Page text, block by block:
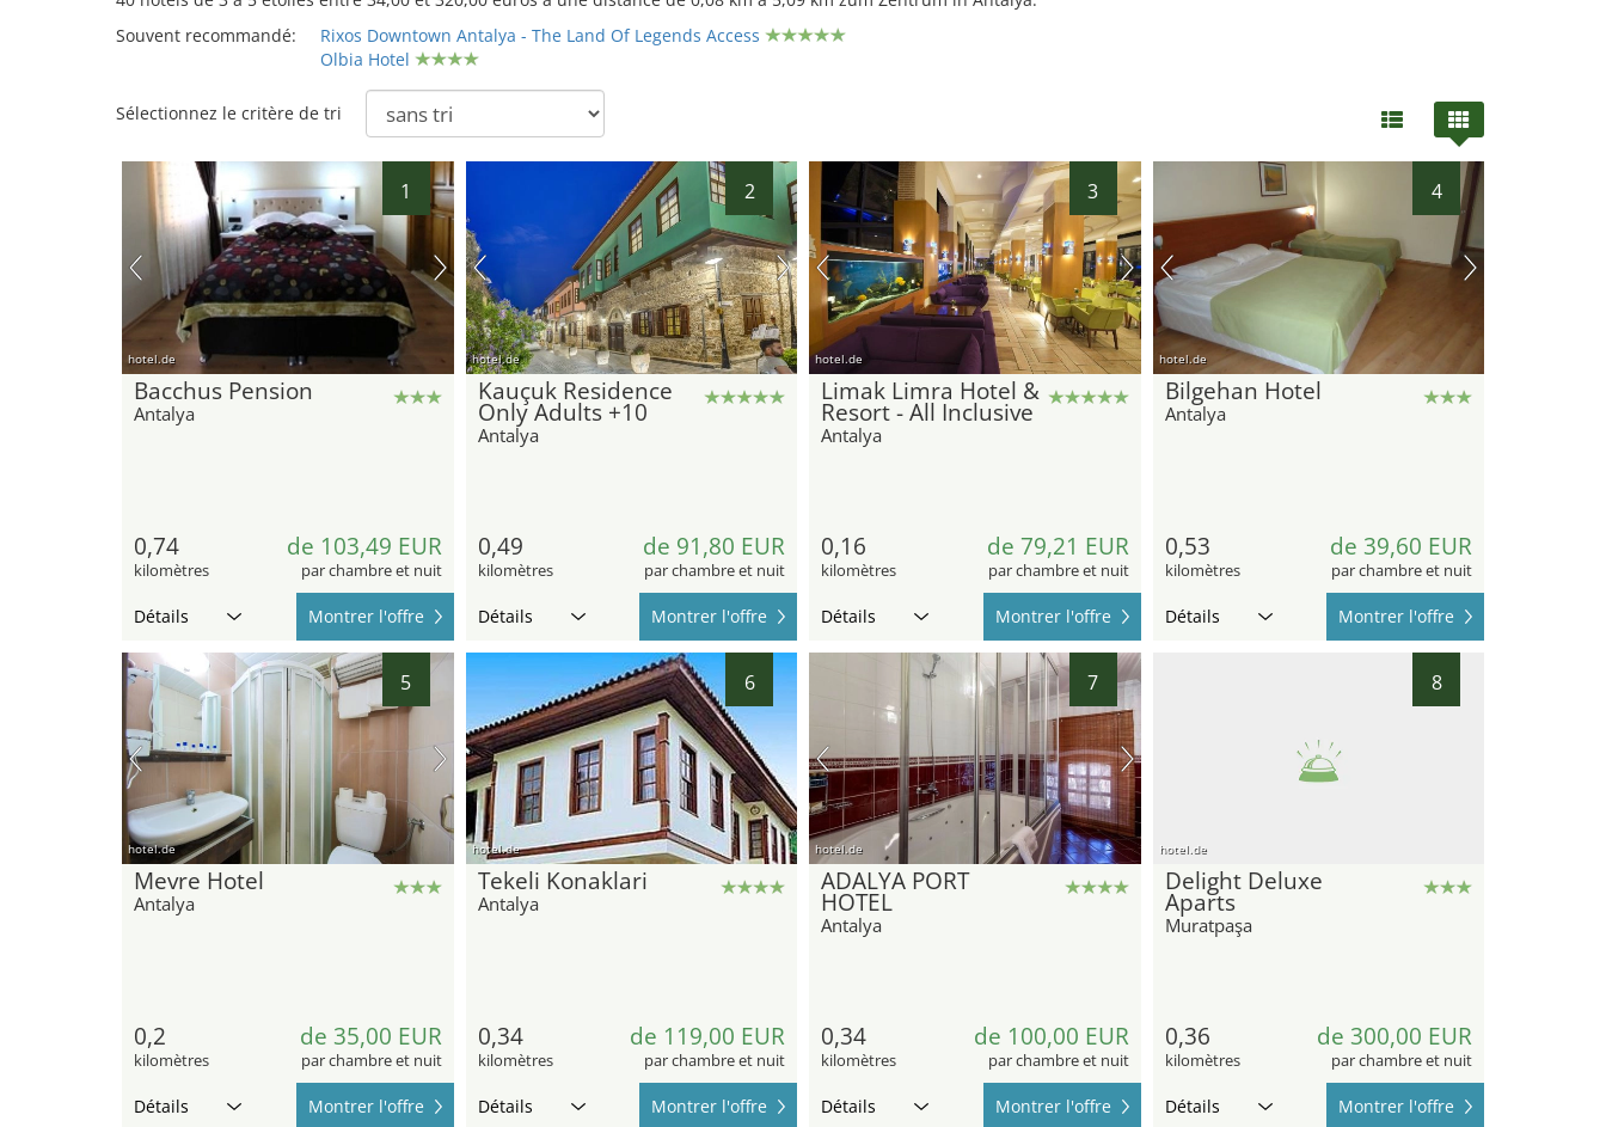
Souvent recommandé:
Rixos Downtown Antalya - The Land Of Legends Access
Olbia Hotel
Sélectionnez le critère de tri
1
hotel.de
Bacchus Pension
Antalya
0,74
kilomètres
de 103,49 EUR
par chambre et nuit
Détails Montrer l'offre
2
hotel.de
Kauçuk Residence
Only Adults +10
Antalya
0,49
kilomètres
de 91,80 EUR
par chambre et nuit
Détails Montrer l'offre
3
hotel.de
Limak Limra Hotel &
Resort - All Inclusive
Antalya
0,16
kilomètres
de 79,21 EUR
par chambre et nuit
Détails Montrer l'offre
4
hotel.de
Bilgehan Hotel
Antalya
0,53
kilomètres
de 39,60 EUR
par chambre et nuit
Détails Montrer l'offre
5
hotel.de
Mevre Hotel
Antalya
0,2
kilomètres
de 35,00 EUR
par chambre et nuit
Détails Montrer l'offre
6
hotel.de
Tekeli Konaklari
Antalya
0,34
kilomètres
de 119,00 EUR
par chambre et nuit
Détails Montrer l'offre
7
hotel.de
ADALYA PORT
HOTEL
Antalya
0,34
kilomètres
de 100,00 EUR
par chambre et nuit
Détails Montrer l'offre
8
hotel.de
Delight Deluxe
Aparts
Muratpaşa
0,36
kilomètres
de 300,00 EUR
par chambre et nuit
Détails Montrer l'offre